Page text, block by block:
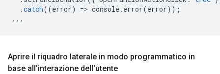
.catch((error) => console. error(error));
...
Aprire il riquadro laterale in modo programmatico in
base all'interazione dell'utente